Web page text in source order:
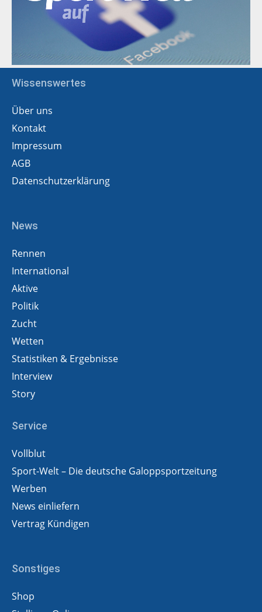
Wissenswertes
Über uns
Kontakt
Impressum
AGB
Datenschutzerklärung
News
Rennen
International
Aktive
Politik
Zucht
Wetten
Statistiken & Ergebnisse
Interview
Story
Service
Vollblut
Sport-Welt – Die deutsche Galoppsportzeitung
Werben
News einliefern
Vertrag Kündigen
Sonstiges
Shop